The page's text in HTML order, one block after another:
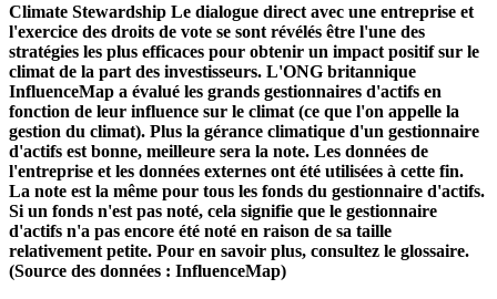
Climate Stewardship Le dialogue direct avec une entreprise et
l'exercice des droits de vote se sont révélés être l'une des
stratégies les plus efficaces pour obtenir un impact positif sur le
climat de la part des investisseurs. L'ONG britannique
InfluenceMap a évalué les grands gestionnaires d'actifs en
fonction de leur influence sur le climat (ce que l'on appelle la
gestion du climat). Plus la gérance climatique d'un gestionnaire
d'actifs est bonne, meilleure sera la note. Les données de
l'entreprise et les données externes ont été utilisées à cette fin.
La note est la même pour tous les fonds du gestionnaire d'actifs.
Si un fonds n'est pas noté, cela signifie que le gestionnaire
d'actifs n'a pas encore été noté en raison de sa taille
relativement petite. Pour en savoir plus, consultez le glossaire.
(Source des données : InfluenceMap)